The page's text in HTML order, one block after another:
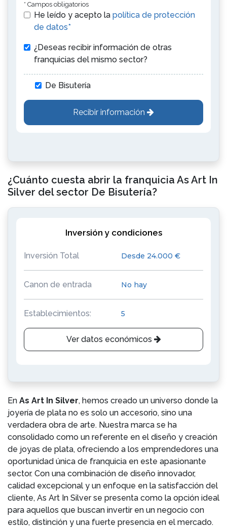
* Campos obligatorios
He leído y acepto la política de protección
de datos*
¿Deseas recibir información de otras
franquicias del mismo sector?
De Bisutería
Recibir información
¿Cuánto cuesta abrir la franquicia As Art In
Silver del sector De Bisutería?
Inversión y condiciones
Inversión Total Desde 24.000 €
Canon de entrada No hay
Establecimientos: 5
Ver datos económicos
En As Art In Silver, hemos creado un universo donde la
joyería de plata no es solo un accesorio, sino una
verdadera obra de arte. Nuestra marca se ha
consolidado como un referente en el diseño y creación
de joyas de plata, ofreciendo a los emprendedores una
oportunidad única de franquicia en este apasionante
sector. Con una combinación de diseño innovador,
calidad excepcional y un enfoque en la satisfacción del
cliente, As Art In Silver se presenta como la opción ideal
para aquellos que buscan invertir en un negocio con
estilo, distinción y una fuerte presencia en el mercado.